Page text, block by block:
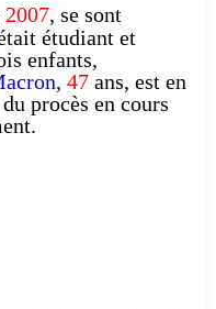
2007, se sont
étudiant et
enfants,
, 47 ans, est en
procès en cours